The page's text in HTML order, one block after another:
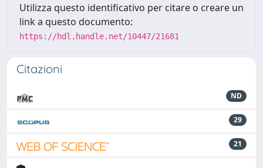
Utilizza questo identificativo per citare o creare un
link a questo documento:
https://hdl.handle.net/10447/21681
Citazioni
ND
29
21